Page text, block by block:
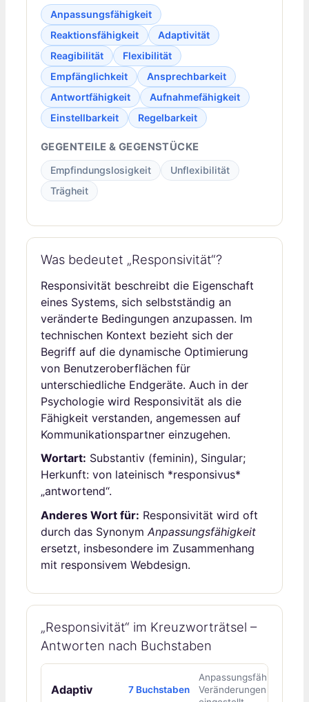
Anpassungsfähigkeit
Reaktionsfähigkeit
Adaptivität
Reagibilität
Flexibilität
Empfänglichkeit
Ansprechbarkeit
Antwortfähigkeit
Aufnahmefähigkeit
Einstellbarkeit
Regelbarkeit
GEGENTEILE & GEGENSTÜCKE
Empfindungslosigkeit
Unflexibilität
Trägheit
Was bedeutet „Responsivität“?
Responsivität beschreibt die Eigenschaft
eines Systems, sich selbstständig an
veränderte Bedingungen anzupassen. Im
technischen Kontext bezieht sich der
Begriff auf die dynamische Optimierung
von Benutzeroberflächen für
unterschiedliche Endgeräte. Auch in der
Psychologie wird Responsivität als die
Fähigkeit verstanden, angemessen auf
Kommunikationspartner einzugehen.
Wortart: Substantiv (feminin), Singular;
Herkunft: von lateinisch *responsivus*
„antwortend“.
Anderes Wort für: Responsivität wird oft
durch das Synonym Anpassungsfähigkeit
ersetzt, insbesondere im Zusammenhang
mit responsivem Webdesign.
„Responsivität“ im Kreuzworträtsel –
Antworten nach Buchstaben
Adaptiv 7 Buchstaben
Anpassungsfähig, auf
Veränderungen